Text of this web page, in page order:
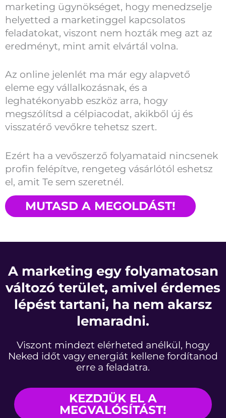
marketing ügynökséget, hogy menedzselje
helyetted a marketinggel kapcsolatos
feladatokat, viszont nem hozták meg azt az
eredményt, mint amit elvártál volna.
Az online jelenlét ma már egy alapvető
eleme egy vállalkozásnak, és a
leghatékonyabb eszköz arra, hogy
megszólítsd a célpiacodat, akikből új és
visszatérő vevőkre tehetsz szert.
Ezért ha a vevőszerző folyamataid nincsenek
profin felépítve, rengeteg vásárlótól eshetsz
el, amit Te sem szeretnél.
MUTASD A MEGOLDÁST!
A marketing egy folyamatosan
változó terület, amivel érdemes
lépést tartani, ha nem akarsz
lemaradni.
Viszont mindezt elérheted anélkül, hogy
Neked időt vagy energiát kellene fordítanod
erre a feladatra.
KEZDJÜK EL A
MEGVALÓSÍTÁST!